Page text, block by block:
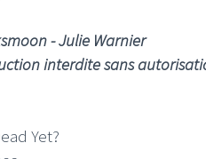
- Julie Warnier
interdite sans
Yet?